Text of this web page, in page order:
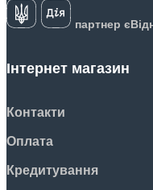
партнер
Інтернет магазин
Контакти
Оплата
Кредитування